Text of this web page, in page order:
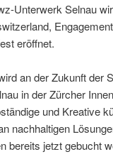
Unterwerk Selnau
eröffnet.
an der Zukunft der
in der Zürcher
und Kreative
nachhaltigen
bereits jetzt gebucht